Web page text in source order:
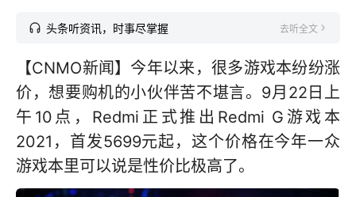
头条听资讯，时事尽掌握 去听全文
【CNMO新闻】今年以来，很多游戏本纷纷涨
价，想要购机的小伙伴苦不堪言。9月22日上
午10点，Redmi正式推出Redmi G游戏本
2021，首发5699元起，这个价格在今年一众
游戏本里可以说是性价比极高了。